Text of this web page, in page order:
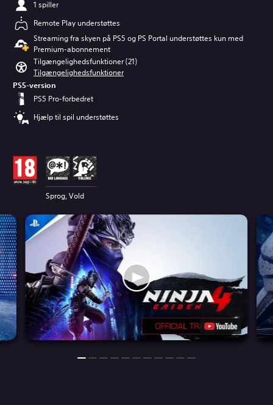
1 spiller
Remote Play understøttes
Streaming fra skyen på PS5 og PS Portal understøttes kun med
Premium-abonnement
Tilgængelighedsfunktioner (21)
Tilgængelighedsfunktioner
PS5-version
PS5 Pro-forbedret
Hjælp til spil understøttes
Sprog, Vold